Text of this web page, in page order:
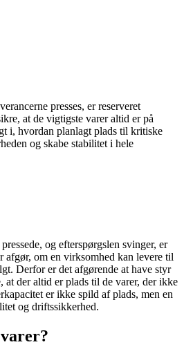
presses, er reserveret
at de vigtigste varer altid er på
i, hvordan planlagt plads til kritiske
og skabe stabilitet i hele
og efterspørgslen svinger, er
afgør, om en virksomhed kan levere til
Derfor er det afgørende at have styr
at der altid er plads til de varer, der ikke
er ikke spild af plads, men en
og driftssikkerhed.